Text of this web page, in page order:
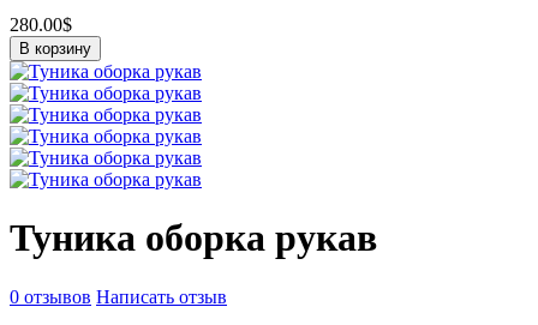
280.00$
В корзину
Туника оборка рукав
0 отзывов Написать отзыв